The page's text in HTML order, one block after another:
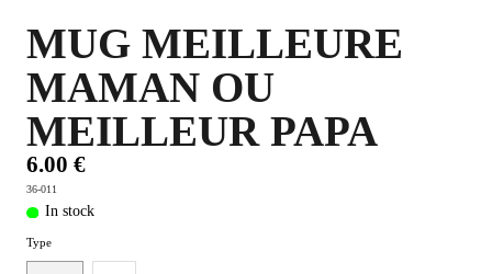
MUG MEILLEURE
MAMAN OU
MEILLEUR PAPA
6.00 €
36-011
In stock
Type